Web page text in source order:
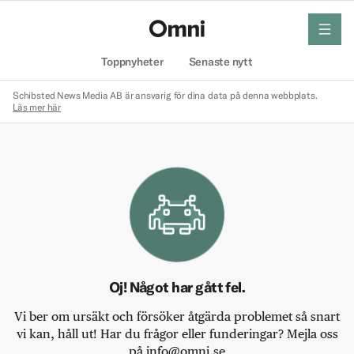
Toppnyheter Senaste nytt
meny
Schibsted News Media AB är ansvarig för dina data på denna webbplats.
Läs mer här
Oj! Något har gått fel.
Vi ber om ursäkt och försöker åtgärda problemet så snart
vi kan, håll ut! Har du frågor eller funderingar? Mejla oss